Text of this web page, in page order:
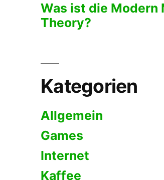
Was ist die Modern
Theory?
Kategorien
Allgemein
Games
Internet
Kaffee